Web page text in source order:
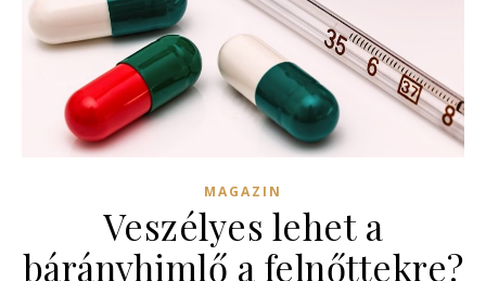
MAGAZIN
Veszélyes lehet a
bárányhimlő a felnőttekre?